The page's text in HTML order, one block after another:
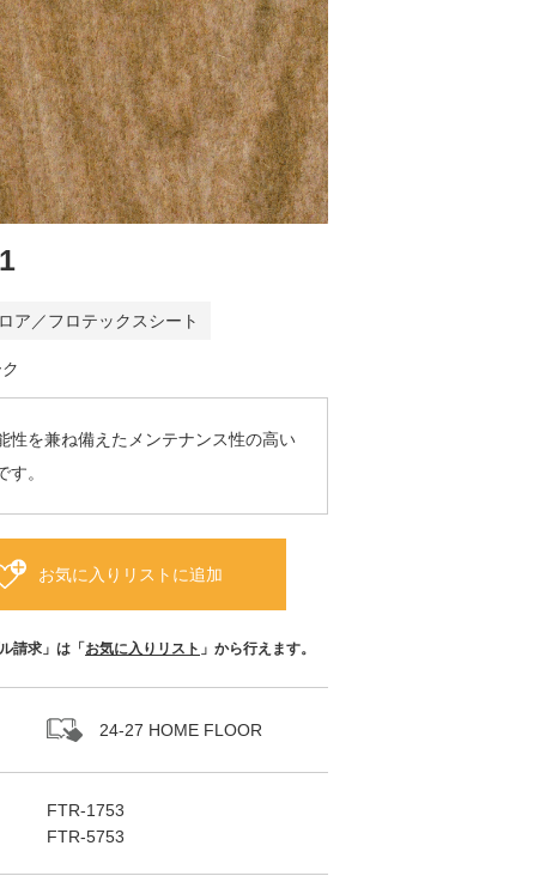
ア／フロテックスシート
性を兼ね備えたメンテナンス性の高い
す。
お気に入りリストに追加
請求」は「 お気に入りリスト 」から行えます。
24-27 HOME FLOOR
FTR-1753
FTR-5753